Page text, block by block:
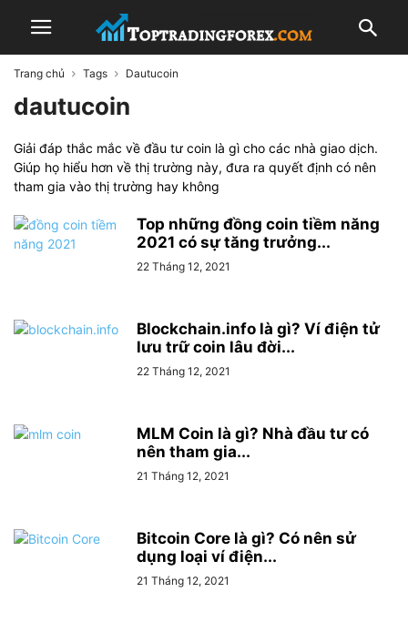
Trang chủ Tags Dautucoin
dautucoin
Giải đáp thắc mắc về đầu tư coin là gì cho các nhà giao dịch.
Giúp họ hiểu hơn về thị trường này, đưa ra quyết định có nên
tham gia vào thị trường hay không
Top những đồng coin tiềm năng
2021 có sự tăng trưởng...
22 Tháng 12, 2021
Blockchain.info là gì? Ví điện tử
lưu trữ coin lâu đời...
22 Tháng 12, 2021
MLM Coin là gì? Nhà đầu tư có
nên tham gia...
21 Tháng 12, 2021
Bitcoin Core là gì? Có nên sử
dụng loại ví điện...
21 Tháng 12, 2021